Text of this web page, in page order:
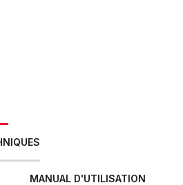
MANUAL D'UTILISATION